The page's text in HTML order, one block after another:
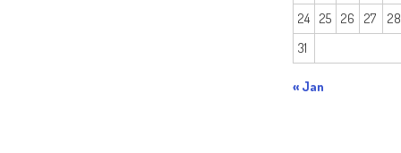
24 25 26 27
28
31
« Jan